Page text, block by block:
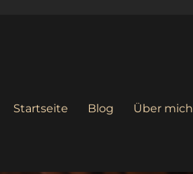
Startseite Blog Über mich